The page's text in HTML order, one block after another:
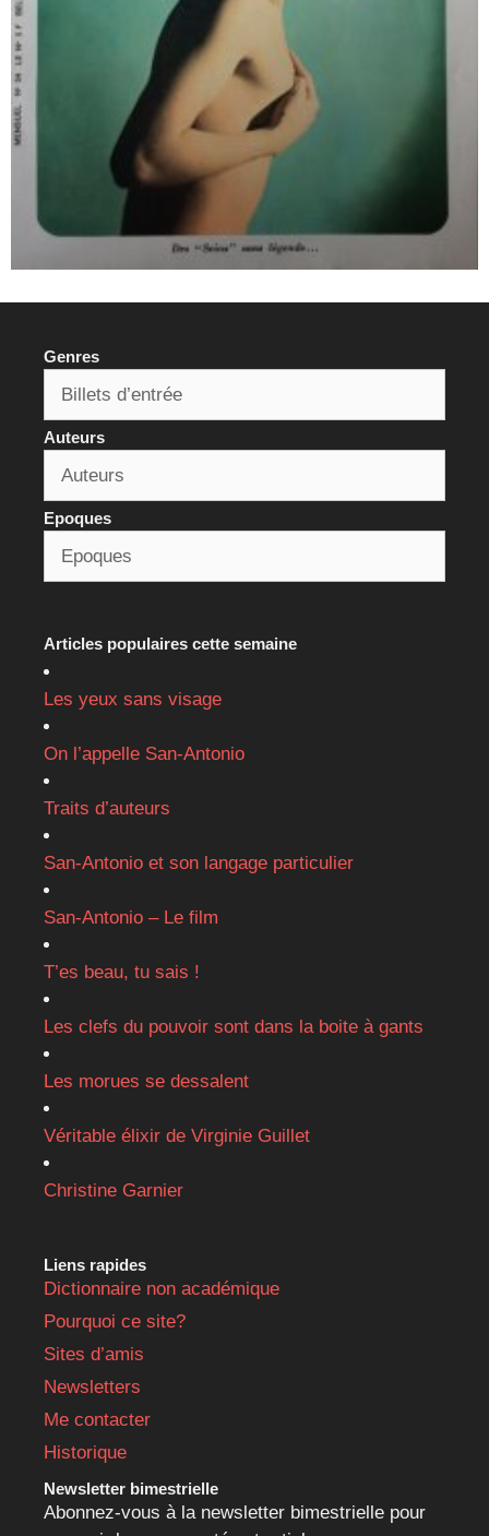
Genres
Auteurs
Epoques
Articles populaires cette semaine
Les yeux sans visage
On l’appelle San-Antonio
Traits d’auteurs
San-Antonio et son langage particulier
San-Antonio – Le film
T’es beau, tu sais !
Les clefs du pouvoir sont dans la boite à gants
Les morues se dessalent
Véritable élixir de Virginie Guillet
Christine Garnier
Liens rapides
Dictionnaire non académique
Pourquoi ce site?
Sites d’amis
Newsletters
Me contacter
Historique
Newsletter bimestrielle
Abonnez-vous à la newsletter bimestrielle pour